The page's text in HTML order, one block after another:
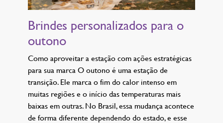
Brindes personalizados para o
outono
Como aproveitar a estação com ações estratégicas
para sua marca O outono é uma estação de
transição. Ele marca o fim do calor intenso em
muitas regiões e o início das temperaturas mais
baixas em outras. No Brasil, essa mudança acontece
de forma diferente dependendo do estado, e esse